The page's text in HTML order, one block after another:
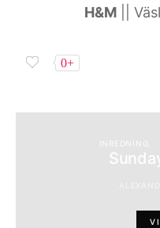
H&M ||
0+
INREDNING